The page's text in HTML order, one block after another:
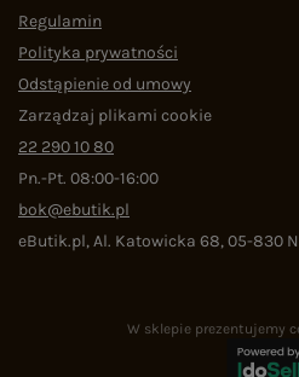
Regulamin
Polityka prywatności
Odstąpienie od umowy
Zarządzaj plikami cookie
22 290 10 80
Pn.-Pt. 08:00-16:00
bok@ebutik.pl
eButik.pl,Al. Katowicka 68,05-830
W sklepie prezentujemy